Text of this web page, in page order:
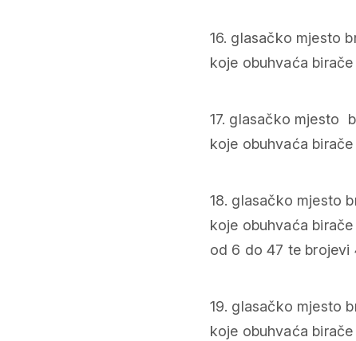
16. glasačko mjesto
koje obuhvaća
17. glasačko mjesto
koje obuhvaća
18. glasačko mjesto
koje obuhvaća
od 6 do 47 te brojevi
19. glasačko mjesto
koje obuhvaća